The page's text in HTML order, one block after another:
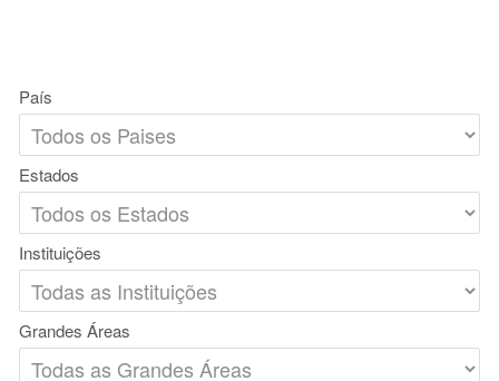
País
Estados
Instituições
Grandes Áreas